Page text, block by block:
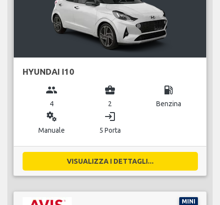
HYUNDAI I10
group
4
business_center
2
local_gas_station
Benzina
miscellaneous_services
Manuale
login
5 Porta
VISUALIZZA I DETTAGLI...
MINI